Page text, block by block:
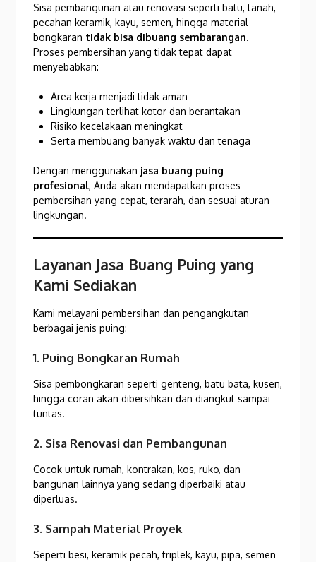
Sisa pembangunan atau renovasi seperti batu, tanah,
pecahan keramik, kayu, semen, hingga material
bongkaran tidak bisa dibuang sembarangan.
Proses pembersihan yang tidak tepat dapat
menyebabkan:
Area kerja menjadi tidak aman
Lingkungan terlihat kotor dan berantakan
Risiko kecelakaan meningkat
Serta membuang banyak waktu dan tenaga
Dengan menggunakan jasa buang puing
profesional, Anda akan mendapatkan proses
pembersihan yang cepat, terarah, dan sesuai aturan
lingkungan.
Layanan Jasa Buang Puing yang
Kami Sediakan
Kami melayani pembersihan dan pengangkutan
berbagai jenis puing:
1. Puing Bongkaran Rumah
Sisa pembongkaran seperti genteng, batu bata, kusen,
hingga coran akan dibersihkan dan diangkut sampai
tuntas.
2. Sisa Renovasi dan Pembangunan
Cocok untuk rumah, kontrakan, kos, ruko, dan
bangunan lainnya yang sedang diperbaiki atau
diperluas.
3. Sampah Material Proyek
Seperti besi, keramik pecah, triplek, kayu, pipa, semen